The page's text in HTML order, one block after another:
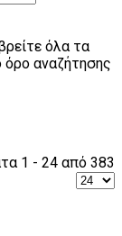
όλα τα
όρο αναζήτησης
1 - 24 από 383